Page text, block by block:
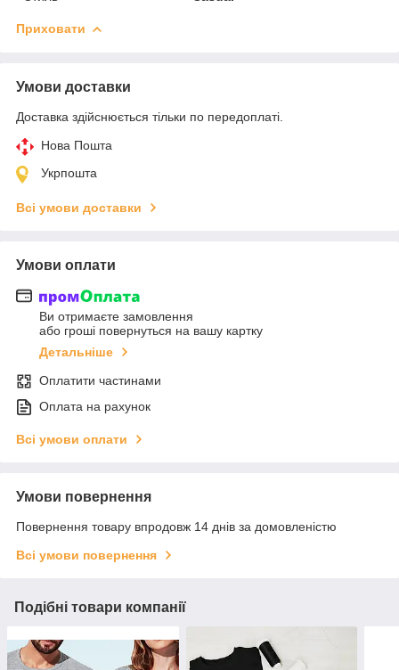
Приховати
Умови доставки
Доставка здійснюється тільки по передоплаті.
Нова Пошта
Укрпошта
Всі умови доставки
Умови оплати
Ви отримаєте замовлення
або гроші повернуться на вашу картку
Детальніше
Оплатити частинами
Оплата на рахунок
Всі умови оплати
Умови повернення
Повернення товару впродовж 14 днів за домовленістю
Всі умови повернення
Подібні товари компанії